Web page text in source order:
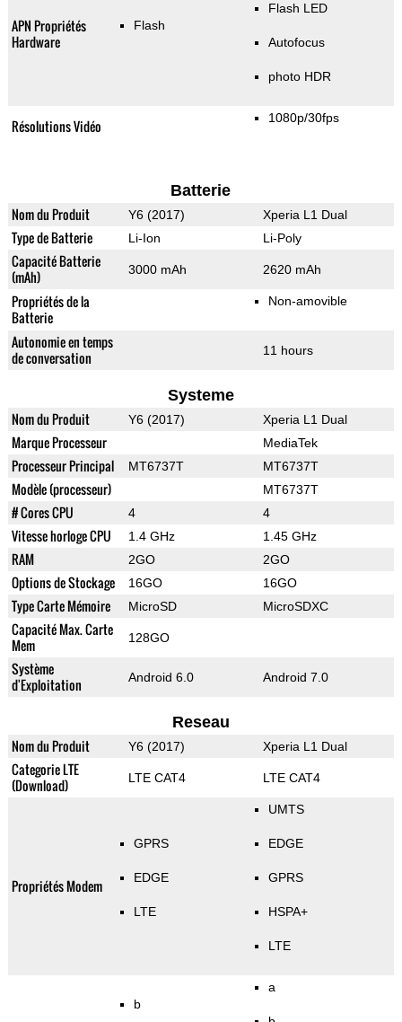
APN Propriétés
Hardware
Flash
Flash LED
Autofocus
photo HDR
Résolutions Vidéo 1080p/30fps
Batterie
Nom du Produit Y6 (2017) Xperia L1 Dual
Type de Batterie Li-Ion Li-Poly
Capacité Batterie
(mAh)
3000 mAh 2620 mAh
Propriétés de la
Batterie
Non-amovible
Autonomie en temps
de conversation
11 hours
Systeme
Nom du Produit Y6 (2017) Xperia L1 Dual
Marque Processeur MediaTek
Processeur Principal MT6737T MT6737T
Modèle (processeur) MT6737T
# Cores CPU 4 4
Vitesse horloge CPU 1.4 GHz 1.45 GHz
RAM 2GO 2GO
Options de Stockage 16GO 16GO
Type Carte Mémoire MicroSD MicroSDXC
Capacité Max. Carte
Mem
128GO
Système
d'Exploitation
Android 6.0 Android 7.0
Reseau
Nom du Produit Y6 (2017) Xperia L1 Dual
Categorie LTE
(Download)
LTE CAT4 LTE CAT4
Propriétés Modem
GPRS
EDGE
LTE
UMTS
EDGE
GPRS
HSPA+
LTE
b
a